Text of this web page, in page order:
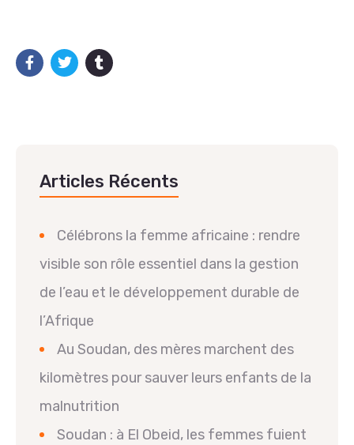
Articles Récents
Célébrons la femme africaine : rendre
visible son rôle essentiel dans la gestion
de l’eau et le développement durable de
l’Afrique
Au Soudan, des mères marchent des
kilomètres pour sauver leurs enfants de la
malnutrition
Soudan : à El Obeid, les femmes fuient